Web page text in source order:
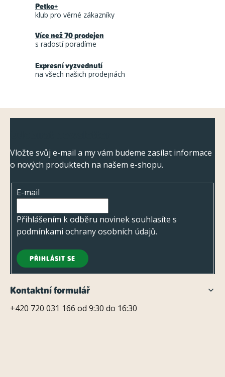
a
r
v
y
v
p
i
s
Petko+
klub pro věrné zákazníky
Více než 70 prodejen
s radostí poradíme
Expresní vyzvednutí
na všech našich prodejnách
Vložte svůj e-mail a my vám budeme zasílat informace
o nových produktech na našem e-shopu.
E-mail
Přihlášením k odběru novinek souhlasíte s
podmínkami ochrany osobních údajů.
PŘIHLÁSIT SE
Kontaktní formulář
+420 720 031 166 od 9:30 do 16:30